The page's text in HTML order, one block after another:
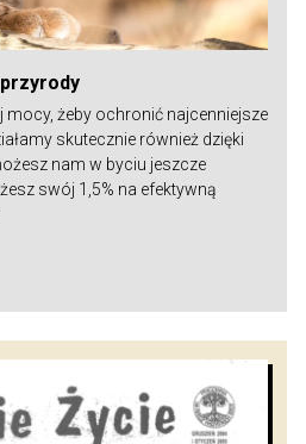
mocy, żeby ochronić najcenniejsze
skutecznie również dzięki
nam w byciu jeszcze
swój 1,5% na efektywną